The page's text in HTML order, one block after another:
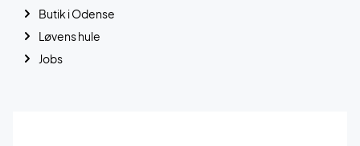
Butik i Odense
Løvens hule
Jobs